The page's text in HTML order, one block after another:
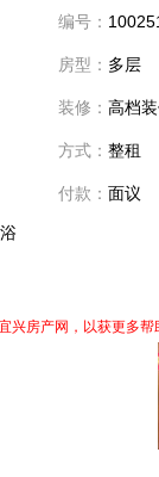
编号：
房型： 多层
装修： 高档
方式： 整租
付款： 面议
兴房产网，以获更多帮